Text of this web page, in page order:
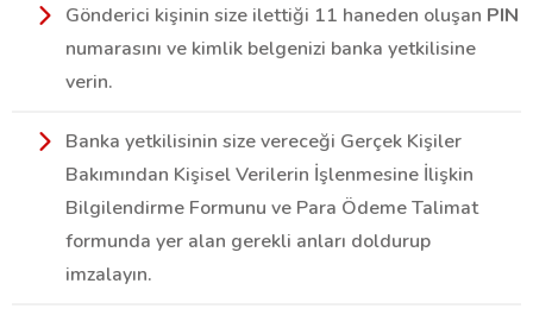
Gönderici kişinin size ilettiği 11 haneden oluşan PIN
numarasını ve kimlik belgenizi banka yetkilisine
verin.
Banka yetkilisinin size vereceği Gerçek Kişiler
Bakımından Kişisel Verilerin İşlenmesine İlişkin
Bilgilendirme Formunu ve Para Ödeme Talimat
formunda yer alan gerekli anları doldurup
imzalayın.